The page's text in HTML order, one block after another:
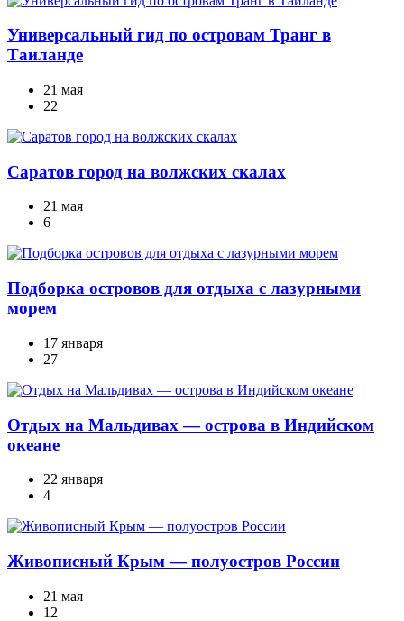
Универсальный гид по островам Транг в
Таиланде
21 мая
22
Саратов город на волжских скалах
21 мая
6
Подборка островов для отдыха с лазурными
морем
17 января
27
Отдых на Мальдивах — острова в Индийском
океане
22 января
4
Живописный Крым — полуостров России
21 мая
12